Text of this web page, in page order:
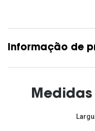
Informação de